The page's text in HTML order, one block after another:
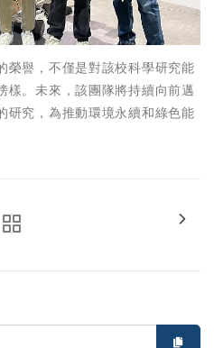
榮譽，不僅是對該校科學研究能
樣。未來，該團隊將持續向前邁
研究，為推動環境永續和綠色能